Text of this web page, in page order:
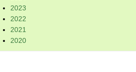
2023
2022
2021
2020